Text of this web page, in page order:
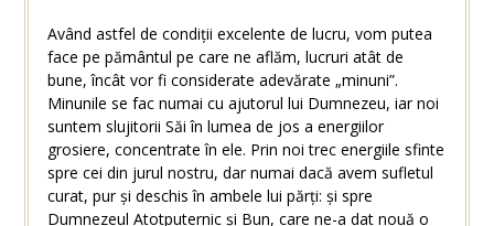
Având astfel de condiții excelente de lucru, vom putea
face pe pământul pe care ne aflăm, lucruri atât de
bune, încât vor fi considerate adevărate „minuni”.
Minunile se fac numai cu ajutorul lui Dumnezeu, iar noi
suntem slujitorii Săi în lumea de jos a energiilor
grosiere, concentrate în ele. Prin noi trec energiile sfinte
spre cei din jurul nostru, dar numai dacă avem sufletul
curat, pur și deschis în ambele lui părți: și spre
Dumnezeul Atotputernic și Bun, care ne-a dat nouă o